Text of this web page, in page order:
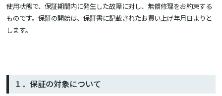
使用状態で、保証期間内に発生した故障に対し、無償修理をお約束する
ものです。保証の開始は、保証書に記載されたお買い上げ年月日よりと
します。
１．保証の対象について